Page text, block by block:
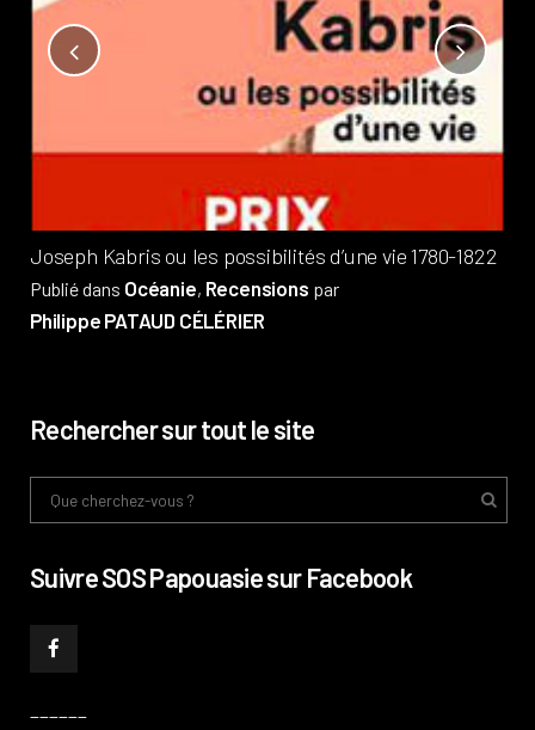
Joseph Kabris ou les possibilités d’une vie 1780-1822
Publié dans Océanie, Recensions par
Philippe PATAUD CÉLÉRIER
Rechercher sur tout le site
Suivre SOS Papouasie sur Facebook